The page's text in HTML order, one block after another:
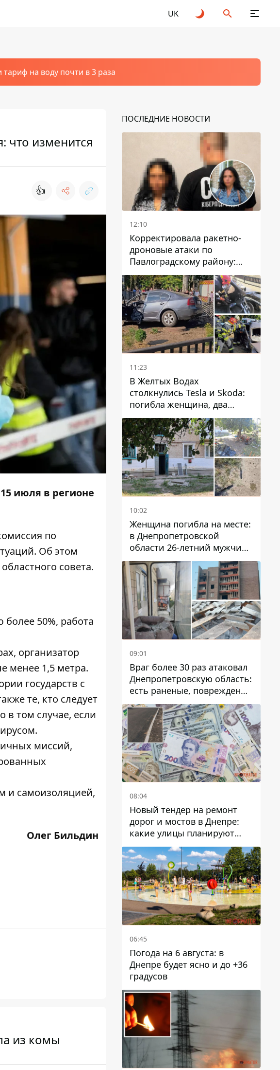
UK
на воду почти в 3 раза
что изменится
👍
июля в регионе
по
Об этом
совета.
50%, работа
организатор
менее 1,5 метра.
государств с
те, кто следует
в том случае, если
миссий,
и самоизоляцией,
Олег Бильдин
из комы
ПОСЛЕДНИЕ НОВОСТИ
12:10
Корректировала ракетно-
дроновые атаки по
Павлоградскому району:
задержали вражескую
агентку
11:23
В Желтых Водах
столкнулись Tesla и Skoda:
погибла женщина, два
человека пострадали
10:02
Женщина погибла на месте:
в Днепропетровской
области 26-летний мужчина
избил трех человек
металлическим предметом
09:01
Враг более 30 раз атаковал
Днепропетровскую область:
есть раненые, повреждены
лицей, дома и предприятия
08:04
Новый тендер на ремонт
дорог и мостов в Днепре:
какие улицы планируют
обновить и сколько
десятков миллионов гривен
на это хотят потратить
06:45
Погода на 6 августа: в
Днепре будет ясно и до +36
градусов